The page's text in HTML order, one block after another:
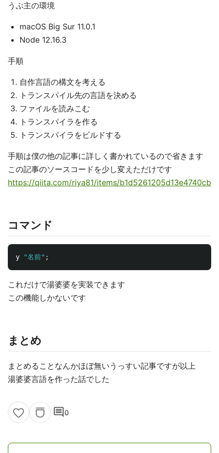
うぷ主の環境
macOS Big Sur 11.0.1
Node 12.16.3
手順
自作言語の構文を考える
トランスパイル先の言語を決める
ファイルを読みこむ
トランスパイラを作る
トランスパイラをビルドする
手順は僕の他の記事に詳しく書かれているので省きます
この記事のソースコードを少し変えただけです
https://qiita.com/riya81/items/b1d5261205d13e4740cb
コマンド
y "名前" ;
これだけで湯婆婆を実装できます
この機能しかないです
まとめ
まとめることなんかほぼ無いうっすい記事ですが以上
湯婆婆言語を作った話でした
comment0